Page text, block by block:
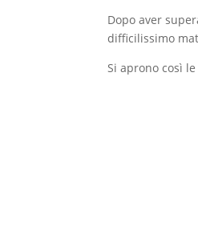
Dopo aver
difficilissimo
Si aprono così